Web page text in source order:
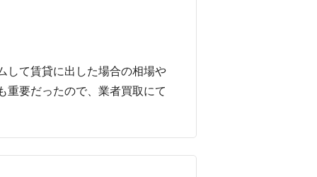
して賃貸に出した場合の相場や
重要だったので、業者買取にて